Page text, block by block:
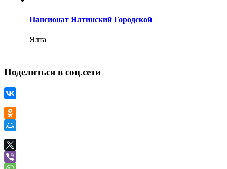
Пансионат Ялтинский Городской
Ялта
Поделиться в соц.сети